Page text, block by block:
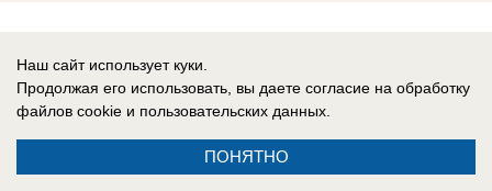
Наш сайт использует куки.
Продолжая его использовать, вы даете согласие на обработку
файлов cookie и пользовательских данных.
ПОНЯТНО